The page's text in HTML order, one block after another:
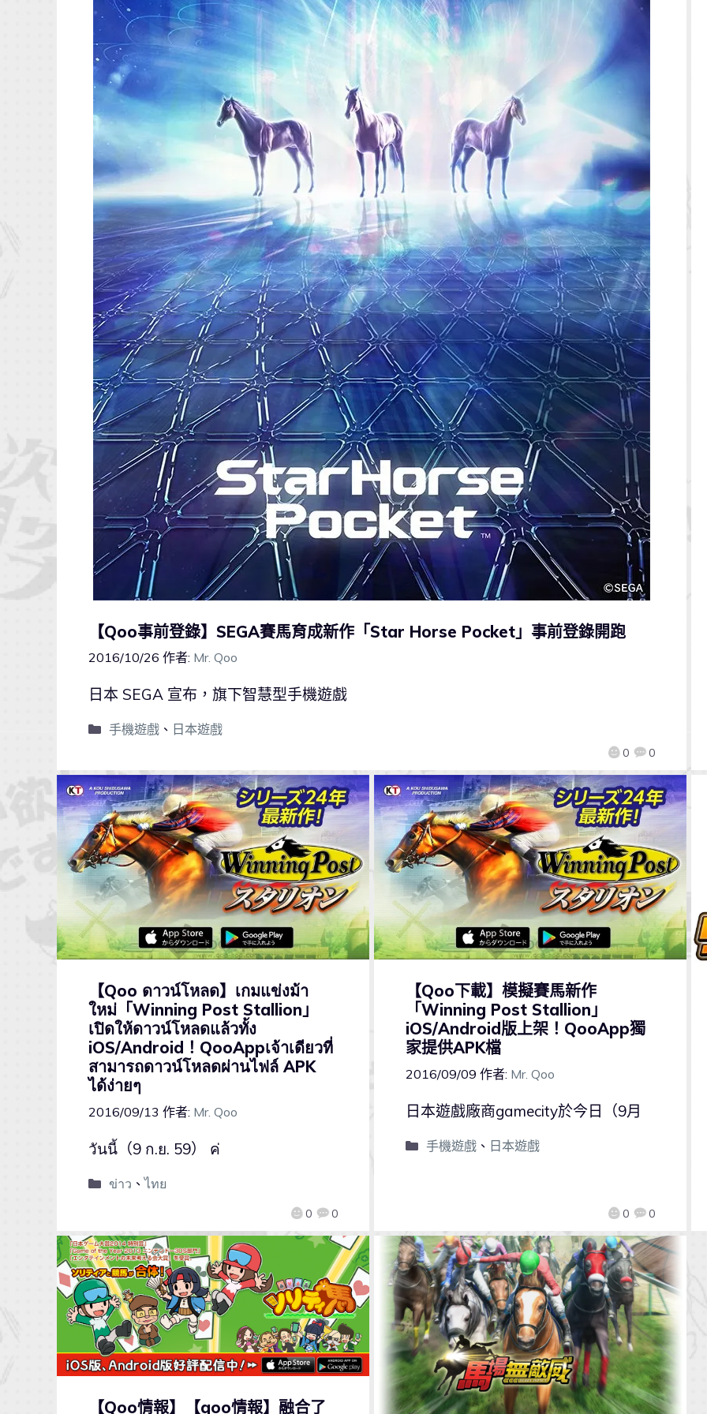
【Qoo事前登錄】SEGA賽馬育成新作「Star Horse Pocket」事前登錄開跑
2016/10/26 作者: Mr. Qoo
0 0
日本 SEGA 宣布，旗下智慧型手機遊戲
手機遊戲、 日本遊戲
【Qoo ดาวน์โหลด】เกมแข่งม้า
ใหม่「Winning Post Stallion」
เปิดให้ดาวน์โหลดแล้วทั้ง
iOS/Android！QooAppเจ้าเดียวที่
สามารถดาวน์โหลดผ่านไฟล์ APK
ได้ง่ายๆ
2016/09/13 作者: Mr. Qoo
0 0
วันนี้（9 ก.ย. 59） ค่
ข่าว 、ไทย
【Qoo下載】模擬賽馬新作
「Winning Post Stallion」
iOS/Android版上架！QooApp獨
家提供APK檔
2016/09/09 作者: Mr. Qoo
0 0
日本遊戲廠商gamecity於今日（9月
手機遊戲、 日本遊戲
【Qoo情報】【qoo情報】融合了